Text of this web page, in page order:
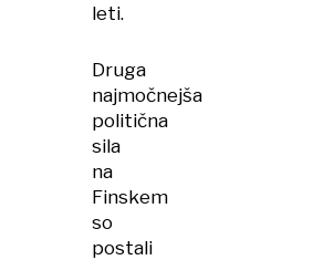
leti.
Druga
najmočnejša
politična
sila
na
Finskem
so
postali